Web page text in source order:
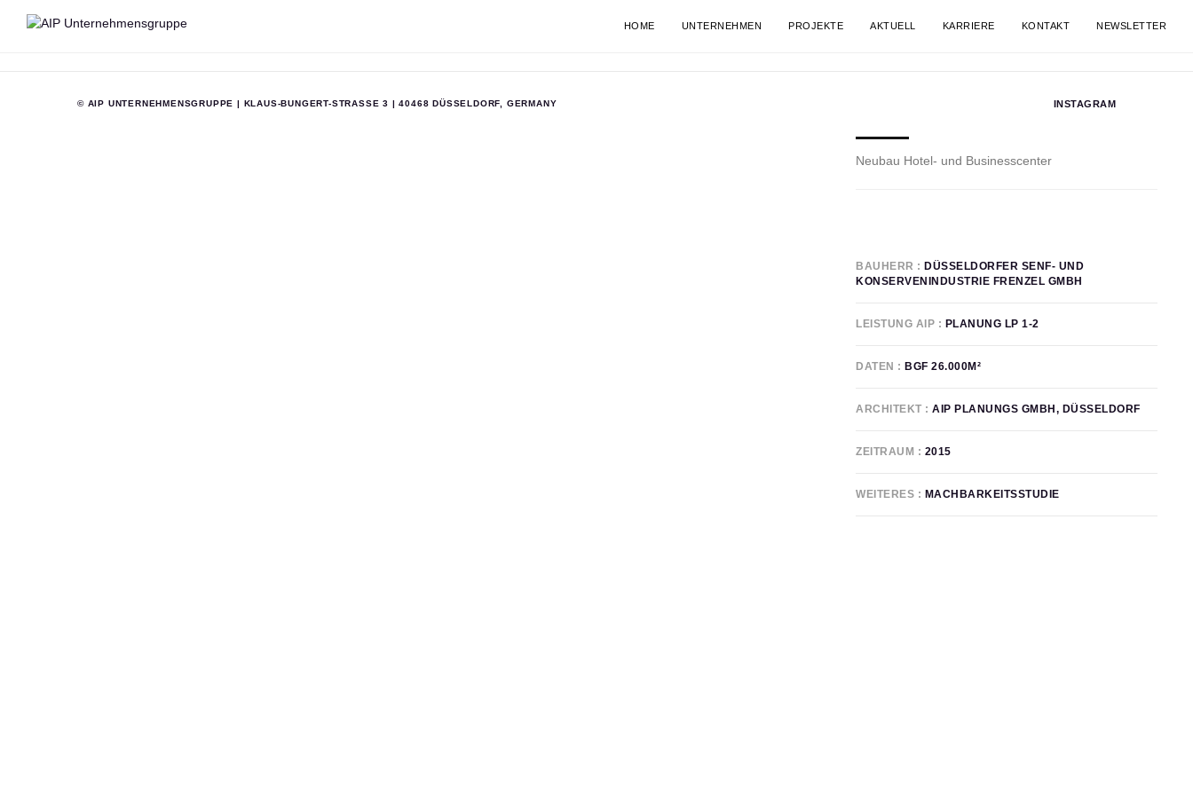
HOME UNTERNEHMEN PROJEKTE AKTUELL KARRIERE KONTAKT NEWSLETTER
ZURÜCK WEITER
Neubau Hotel- und Businesscenter
BAUHERR
DÜSSELDORFER SENF- UND
KONSERVENINDUSTRIE FRENZEL GMBH
LEISTUNG AIP PLANUNG LP 1-2
DATEN BGF 26.000M²
ARCHITEKT AIP PLANUNGS GMBH, DÜSSELDORF
ZEITRAUM 2015
WEITERES MACHBARKEITSSTUDIE
© AIP UNTERNEHMENSGRUPPE | KLAUS-BUNGERT-STRASSE 3 | 40468 DÜSSELDORF, GERMANY INSTAGRAM